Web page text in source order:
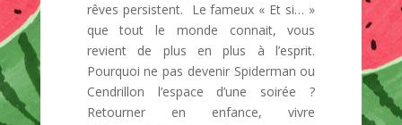
rêves persistent. Le fameux « Et si… »
que tout le monde connait, vous
revient de plus en plus à l’esprit.
Pourquoi ne pas devenir Spiderman ou
Cendrillon l’espace d’une soirée ?
Retourner en enfance, vivre